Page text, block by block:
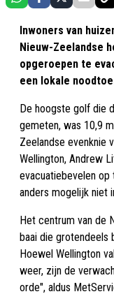
Inwoners van
Nieuw-Zeelandse
opgeroepen te
een lokale
De hoogste golf die
gemeten, was 10,9
Zeelandse evenknie
Wellington, Andrew
evacuatiebevelen
anders mogelijk niet
Het centrum van de
baai die grotendeels
Hoewel Wellington
weer, zijn de
orde", aldus